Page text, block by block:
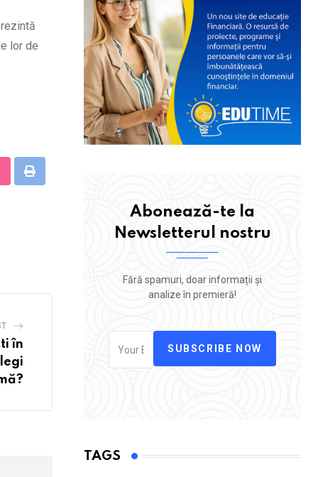
lor de
Print
în
Abonează-te la
Newsletterul nostru
Fără spamuri, doar informații și
analize în premieră!
SUBSCRIBE NOW
TAGS